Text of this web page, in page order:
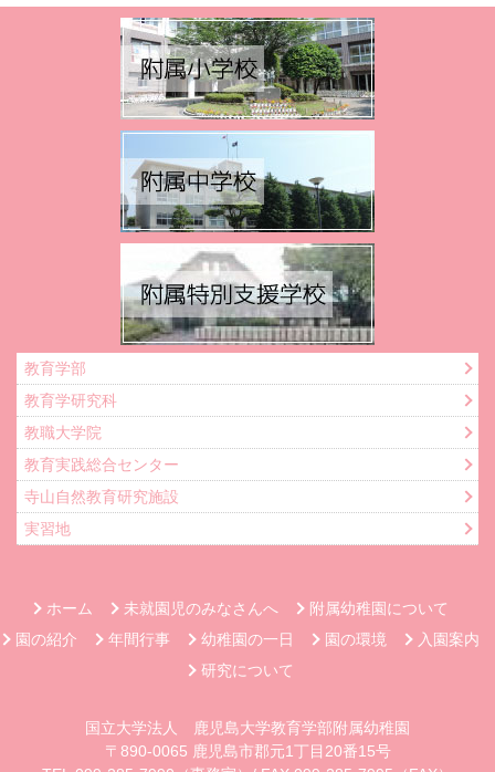
教育学部
教育学研究科
教職大学院
教育実践総合センター
寺山自然教育研究施設
実習地
ホーム 未就園児のみなさんへ
附属幼稚園について
園の紹介
年間行事 幼稚園の一日 園の環境
入園案内
研究について
国立大学法人 鹿児島大学教育学部附属幼稚園
〒890-0065 鹿児島市郡元1丁目20番15号